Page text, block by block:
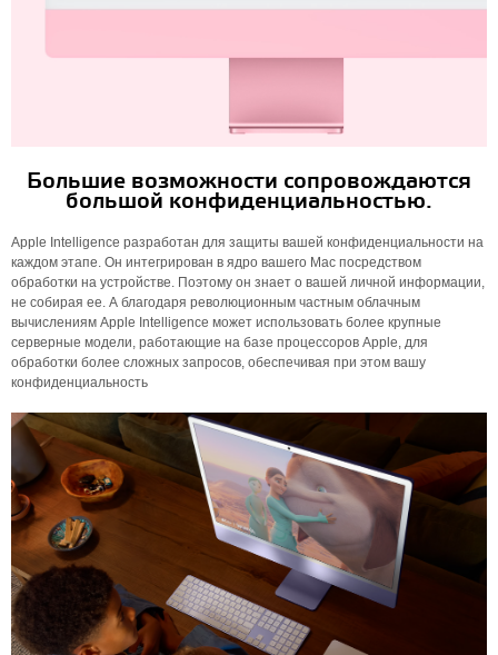
Большие возможности сопровождаются
большой конфиденциальностью.
Apple Intelligence разработан для защиты вашей конфиденциальности на
каждом этапе. Он интегрирован в ядро ​​вашего Mac посредством
обработки на устройстве. Поэтому он знает о вашей личной информации,
не собирая ее. А благодаря революционным частным облачным
вычислениям Apple Intelligence может использовать более крупные
серверные модели, работающие на базе процессоров Apple, для
обработки более сложных запросов, обеспечивая при этом вашу
конфиденциальность